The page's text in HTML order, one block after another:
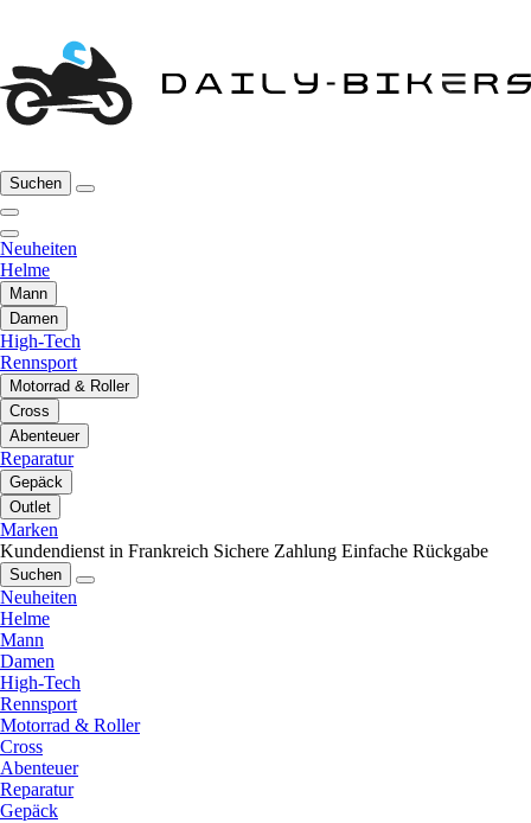
Suchen
Neuheiten
Helme
Mann
Damen
High-Tech
Rennsport
Motorrad & Roller
Cross
Abenteuer
Reparatur
Gepäck
Outlet
Marken
Kundendienst in Frankreich Sichere Zahlung Einfache Rückgabe
Suchen
Neuheiten
Helme
Mann
Damen
High-Tech
Rennsport
Motorrad & Roller
Cross
Abenteuer
Reparatur
Gepäck